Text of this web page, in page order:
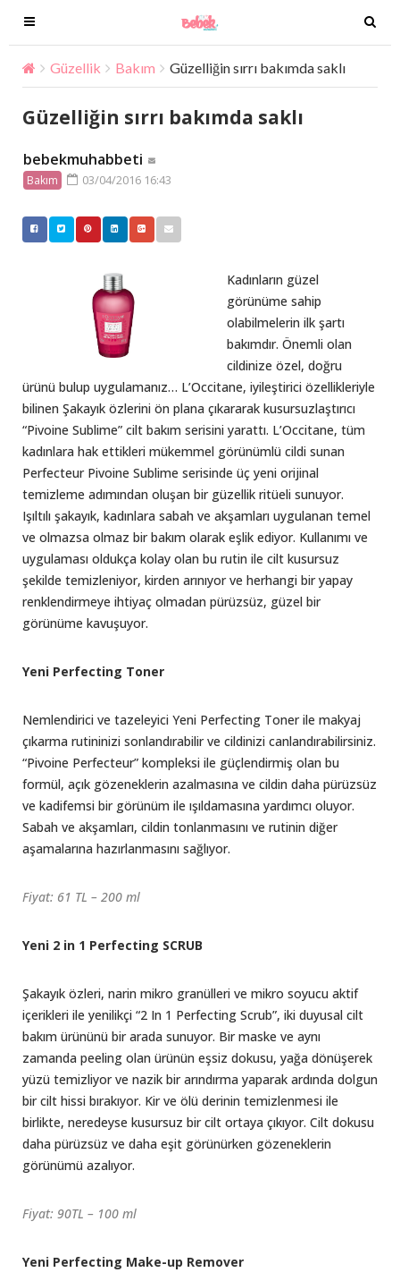
T
o
g
g
e
n
a
v
i
T
o
g
Güzellik Bakım Güzelliğin sırrı bakımda saklı
Güzelliğin sırrı bakımda saklı
bebekmuhabbeti
Bakım 03/04/2016 16:43
Kadınların güzel
görünüme sahip
olabilmelerin ilk şartı
bakımdır. Önemli olan
cildinize özel, doğru
ürünü bulup uygulamanız… L’Occitane, iyileştirici özellikleriyle
bilinen Şakayık özlerini ön plana çıkararak kusursuzlaştırıcı
“Pivoine Sublime” cilt bakım serisini yarattı. L’Occitane, tüm
kadınlara hak ettikleri mükemmel görünümlü cildi sunan
Perfecteur Pivoine Sublime serisinde üç yeni orijinal
temizleme adımından oluşan bir güzellik ritüeli sunuyor.
Işıltılı şakayık, kadınlara sabah ve akşamları uygulanan temel
ve olmazsa olmaz bir bakım olarak eşlik ediyor. Kullanımı ve
uygulaması oldukça kolay olan bu rutin ile cilt kusursuz
şekilde temizleniyor, kirden arınıyor ve herhangi bir yapay
renklendirmeye ihtiyaç olmadan pürüzsüz, güzel bir
görünüme kavuşuyor.
Yeni Perfecting Toner
Nemlendirici ve tazeleyici Yeni Perfecting Toner ile makyaj
çıkarma rutininizi sonlandırabilir ve cildinizi canlandırabilirsiniz.
“Pivoine Perfecteur” kompleksi ile güçlendirmiş olan bu
formül, açık gözeneklerin azalmasına ve cildin daha pürüzsüz
ve kadifemsi bir görünüm ile ışıldamasına yardımcı oluyor.
Sabah ve akşamları, cildin tonlanmasını ve rutinin diğer
aşamalarına hazırlanmasını sağlıyor.
Fiyat: 61 TL – 200 ml
Yeni 2 in 1 Perfecting SCRUB
Şakayık özleri, narin mikro granülleri ve mikro soyucu aktif
içerikleri ile yenilikçi “2 In 1 Perfecting Scrub”, iki duyusal cilt
bakım ürününü bir arada sunuyor. Bir maske ve aynı
zamanda peeling olan ürünün eşsiz dokusu, yağa dönüşerek
yüzü temizliyor ve nazik bir arındırma yaparak ardında dolgun
bir cilt hissi bırakıyor. Kir ve ölü derinin temizlenmesi ile
birlikte, neredeyse kusursuz bir cilt ortaya çıkıyor. Cilt dokusu
daha pürüzsüz ve daha eşit görünürken gözeneklerin
görünümü azalıyor.
Fiyat: 90TL – 100 ml
Yeni Perfecting Make-up Remover